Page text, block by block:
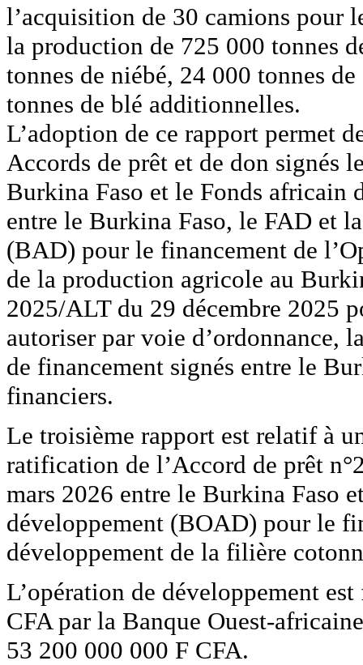
l’acquisition de 30 camions pour
la production de 725 000 tonnes
tonnes de niébé, 24 000 tonnes
tonnes de blé additionnelles.
L’adoption de ce rapport permet
Accords de prêt et de don signés
Burkina Faso et le Fonds africain
entre le Burkina Faso, le FAD et
(BAD) pour le financement de
de la production agricole au
2025/ALT du 29 décembre 2025
autoriser par voie d’ordonnance,
de financement signés entre le
financiers.
Le troisième rapport est relatif à
ratification de l’Accord de prêt
mars 2026 entre le Burkina Faso
développement (BOAD) pour le
développement de la filière
L’opération de développement
CFA par la Banque Ouest-
53 200 000 000 F CFA.